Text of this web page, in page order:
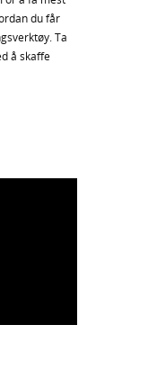
du får
Ta
å skaffe